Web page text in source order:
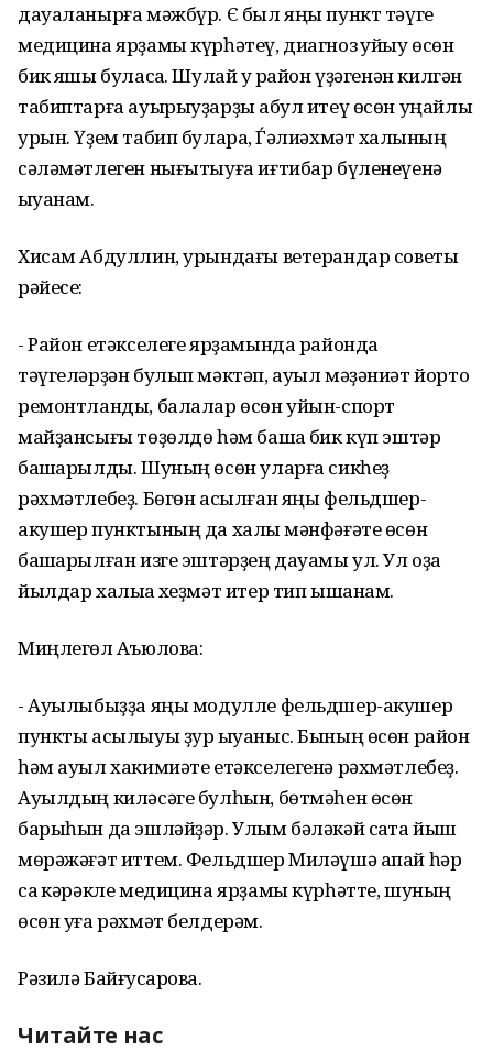
дауаланырға мәжбүр. Є был яңы пункт тәүге
медицина ярҙамы күрһәтеү, диагноз ҡуйыу өсөн
бик яҡшы буласаҡ. Шулай уҡ район үҙәгенән килгән
табиптарға ауырыуҙарҙы ҡабул итеү өсөн уңайлы
урын. Үҙем табип булараҡ, Ѓәлиәхмәт халҡының
сәләмәтлеген нығытыуға иғтибар бүленеүенә
ҡыуанам.
Хисам Абдуллин, урындағы ветерандар советы
рәйесе:
- Район етәкселеге ярҙамында районда
тәүгеләрҙән булып мәктәп, ауыл мәҙәниәт йорто
ремонтланды, балалар өсөн уйын-спорт
майҙансығы төҙөлдө һәм башҡа бик күп эштәр
башҡарылды. Шуның өсөн уларға сикһеҙ
рәхмәтлебеҙ. Бөгөн асылған яңы фельдшер-
акушер пунктының да халыҡ мәнфәғәте өсөн
башҡарылған изге эштәрҙең дауамы ул. Ул оҙаҡ
йылдар халыҡҡа хеҙмәт итер тип ышанам.
Миңлегөл Аҡъюлова:
- Ауылыбыҙҙа яңы модулле фельдшер-акушер
пункты асылыуы ҙур ҡыуаныс. Бының өсөн район
һәм ауыл хакимиәте етәкселегенә рәхмәтлебеҙ.
Ауылдың киләсәге булһын, бөтмәһен өсөн
барыһын да эшләйҙәр. Улым бәләкәй саҡта йыш
мөрәжәғәт иттем. Фельдшер Миләүшә апай һәр
саҡ кәрәкле медицина ярҙамы күрһәтте, шуның
өсөн уға рәхмәт белдерәм.
Рәзилә Байғусҡарова.
Читайте нас